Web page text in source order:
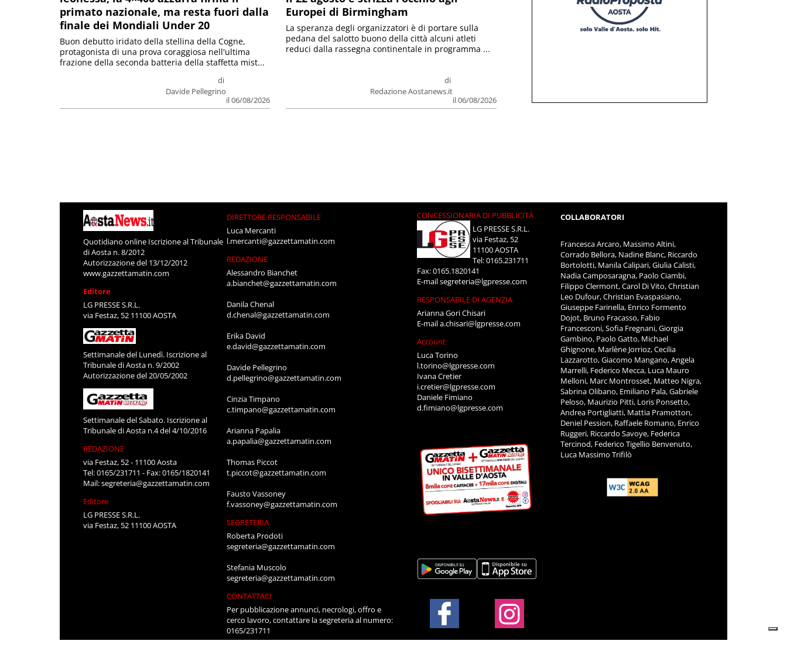
primato nazionale, ma resta fuori dalla
finale dei Mondiali Under 20
di
Davide Pellegrino
il 06/08/2026
Buon debutto iridato della stellina della Cogne,
protagonista di una prova coraggiosa nell'ultima
frazione della seconda batteria della staffetta mist...
Europei di Birmingham
di
Redazione Aostanews.it
il 06/08/2026
La speranza degli organizzatori è di portare sulla
pedana del salotto buono della città alcuni atleti
reduci dalla rassegna continentale in programma ...
Quotidiano online Iscrizione al Tribunale
di Aosta n. 8/2012
Autorizzazione del 13/12/2012
www.gazzettamatin.com
Editore
LG PRESSE S.R.L.
via Festaz, 52 11100 AOSTA
Settimanale del Lunedì. Iscrizione al
Tribunale di Aosta n. 9/2002
Autorizzazione del 20/05/2002
Settimanale del Sabato. Iscrizione al
Tribunale di Aosta n.4 del 4/10/2016
REDAZIONE
via Festaz, 52 - 11100 Aosta
Tel: 0165/231711 - Fax: 0165/1820141
Mail:segreteria@gazzettamatin.com
Editore
LG PRESSE S.R.L.
via Festaz, 52 11100 AOSTA
DIRETTORE RESPONSABILE
Luca Mercanti
l.mercanti@gazzettamatin.com
REDAZIONE
Alessandro Bianchet
a.bianchet@gazzettamatin.com
Danila Chenal
d.chenal@gazzettamatin.com
Erika David
e.david@gazzettamatin.com
Davide Pellegrino
d.pellegrino@gazzettamatin.com
Cinzia Timpano
c.timpano@gazzettamatin.com
Arianna Papalia
a.papalia@gazzettamatin.com
Thomas Piccot
t.piccot@gazzettamatin.com
Fausto Vassoney
f.vassoney@gazzettamatin.com
SEGRETERIA
Roberta Prodoti
segreteria@gazzettamatin.com
Stefania Muscolo
segreteria@gazzettamatin.com
CONTATTACI
Per pubblicazione annunci, necrologi, offro e
cerco lavoro, contattare la segreteria al numero:
0165/231711
CONCESSIONARIA DI PUBBLICITÀ
LG PRESSE S.R.L.
via Festaz, 52
11100 AOSTA
Tel: 0165.231711
Fax: 0165.1820141
E-mailsegreteria@lgpresse.com
RESPONSABILE DI AGENZIA
Arianna Gori Chisari
E-maila.chisari@lgpresse.com
Account
Luca Torino
l.torino@lgpresse.com
Ivana Cretier
i.cretier@lgpresse.com
Daniele Fimiano
d.fimiano@lgpresse.com
COLLABORATORI
Francesca Arcaro, Massimo Altini,
Corrado Bellora, Nadine Blanc, Riccardo
Bortolotti, Manila Calipari, Giulia Calisti,
Nadia Camposaragna, Paolo Ciambi,
Filippo Clermont, Carol Di Vito, Christian
Leo Dufour, Christian Evaspasiano,
Giuseppe Farinella, Enrico Formento
Dojot, Bruno Fracasso, Fabio
Francesconi, Sofia Fregnani, Giorgia
Gambino, Paolo Gatto, Michael
Ghignone, Marlène Jorrioz, Cecilia
Lazzarotto, Giacomo Mangano, Angela
Marrelli, Federico Mecca, Luca Mauro
Melloni, Marc Montrosset, Matteo Nigra,
Sabrina Olibano, Emiliano Pala, Gabriele
Peloso, Maurizio Pitti, Loris Ponsetto,
Andrea Portigliatti, Mattia Pramotton,
Deniel Pession, Raffaele Romano, Enrico
Ruggeri, Riccardo Savoye, Federica
Tercinod, Federico Tigellio Benvenuto,
Luca Massimo Trifilò